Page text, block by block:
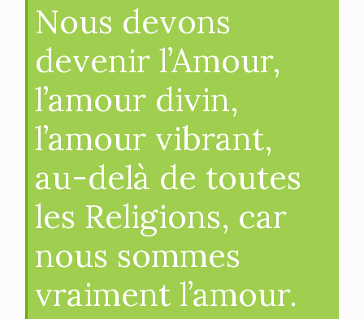
Nous devons
devenir l’Amour,
l’amour divin,
l’amour vibrant,
au-delà de toutes
les Religions, car
nous sommes
vraiment l’amour.